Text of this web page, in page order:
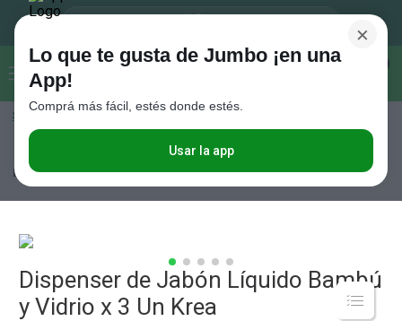
Buscar...
Seleccioná el método de entrega
×
Lo que te gusta de Jumbo ¡en una
App!
Comprá más fácil, estés donde estés.
Usar la app
Accesorios de Baño
Líquido Bambú y Vidrio x 3 Un Krea
Dispenser de Jabón Líquido Bambú
y Vidrio x 3 Un Krea
Términos más buscados
.
Cerveza
Galletitas
Yerba